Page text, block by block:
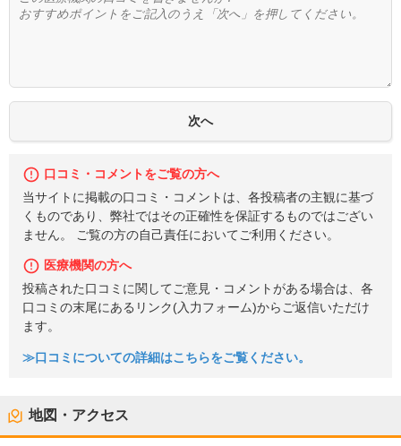
口コミ・コメントをご覧の方へ
当サイトに掲載の口コミ・コメントは、各投稿者の主観に基づ
くものであり、弊社ではその正確性を保証するものではござい
ません。 ご覧の方の自己責任においてご利用ください。
医療機関の方へ
投稿された口コミに関してご意見・コメントがある場合は、各
口コミの末尾にあるリンク(入力フォーム)からご返信いただけ
ます。
≫口コミについての詳細はこちらをご覧ください。
地図・アクセス